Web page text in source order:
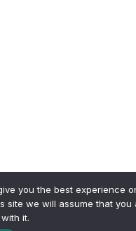
you the best experience
site we will assume that you
it.